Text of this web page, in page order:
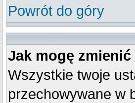
Powrót do góry
Jak mogę
Wszystkie twoje
przechowywane w